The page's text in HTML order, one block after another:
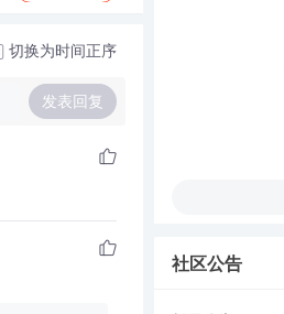
切换为时间正序
发表回复
社区公告